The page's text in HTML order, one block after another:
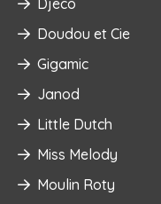
Doudou et Cie
Gigamic
Janod
Little Dutch
Miss Melody
Moulin Roty